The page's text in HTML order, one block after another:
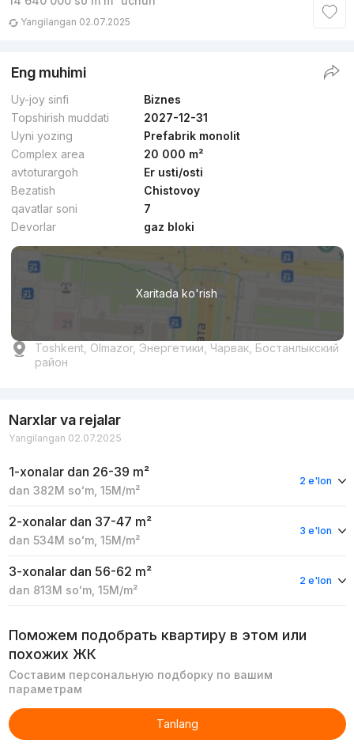
Yangilangan 02.07.2025
Eng muhimi
Uy-joy sinfi
Biznes
Topshirish muddati
2027-12-31
Uyni yozing
Prefabrik monolit
Complex area
20 000 m²
avtoturargoh
Er usti/osti
Bezatish
Chistovoy
qavatlar soni
7
Devorlar
gaz bloki
Xaritada ko'rish
Toshkent, Olmazor, Энергетики, Чарвак, Бостанлыкский
район
Narxlar va rejalar
Yangilangan 02.07.2025
1-xonalar dan 26-39 m²
dan 382M soʻm, 15M/m²
2 e'lon
2-xonalar dan 37-47 m²
dan 534M soʻm, 15M/m²
3 e'lon
3-xonalar dan 56-62 m²
dan 813M soʻm, 15M/m²
2 e'lon
Поможем подобрать квартиру в этом или
похожих ЖК
Составим персональную подборку по вашим
параметрам
Tanlang